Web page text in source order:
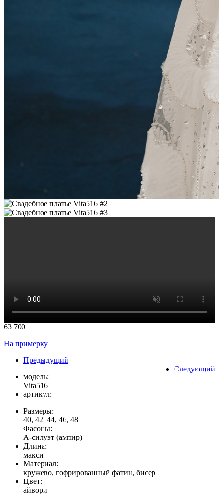
63 700
На примерку
Предыдущий
Следующий
модель:
Vita516
артикул:
Размеры:
40, 42, 44, 46, 48
Фасоны:
А-силуэт (ампир)
Длина:
макси
Материал:
кружево, гофрированный фатин, бисер
Цвет:
айвори